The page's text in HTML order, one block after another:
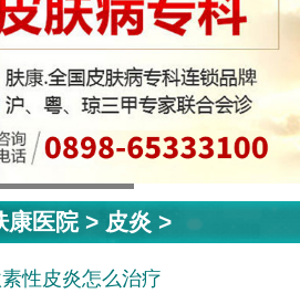
康医院> 皮炎 >
性皮炎怎么治疗